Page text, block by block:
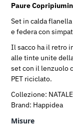
Paure
Set in calda
e federa con
Il sacco ha il retro
alle tinte unite
set con il lenzuolo
PET riciclato.
Collezione: NATALE
Brand: Happidea
Misure